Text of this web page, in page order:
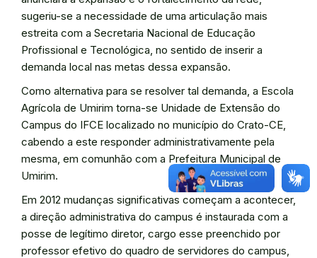
sugeriu-se a necessidade de uma articulação mais
estreita com a Secretaria Nacional de Educação
Profissional e Tecnológica, no sentido de inserir a
demanda local nas metas dessa expansão.
Como alternativa para se resolver tal demanda, a Escola
Agrícola de Umirim torna-se Unidade de Extensão do
Campus do IFCE localizado no município do Crato-CE,
cabendo a este responder administrativamente pela
mesma, em comunhão com a Prefeitura Municipal de
Umirim.
Em 2012 mudanças significativas começam a acontecer,
a direção administrativa do campus é instaurada com a
posse de legítimo diretor, cargo esse preenchido por
professor efetivo do quadro de servidores do campus,